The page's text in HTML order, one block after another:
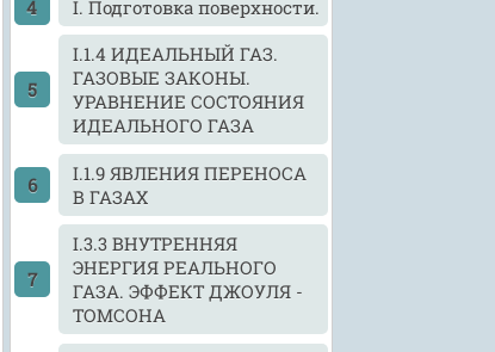
I. Подготовка поверхности.
I.1.4 ИДЕАЛЬНЫЙ ГАЗ.
ГАЗОВЫЕ ЗАКОНЫ.
УРАВНЕНИЕ СОСТОЯНИЯ
ИДЕАЛЬНОГО ГАЗА
I.1.9 ЯВЛЕНИЯ ПЕРЕНОСА
В ГАЗАХ
I.3.3 ВНУТРЕННЯЯ
ЭНЕРГИЯ РЕАЛЬНОГО
ГАЗА. ЭФФЕКТ ДЖОУЛЯ -
ТОМСОНА